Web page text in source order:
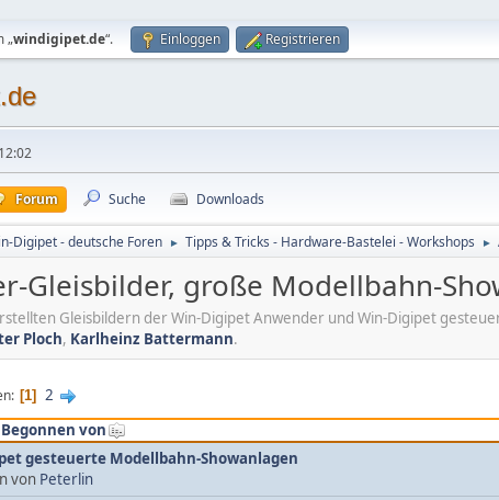
„windigipet.de“. Einloggen Registrieren
Forum Suche Downloads
Digipet - deutsche Foren ► Tipps & Tricks - Hardware-Bastelei - Workshops ►
Gleisbilder, große Modellbahn-
Gleisbildern der Win-Digipet Anwender und Win-Digipet
Ploch, Karlheinz Battermann.
1
2
Begonnen von
gesteuerte Modellbahn-Showanlagen
von Peterlin